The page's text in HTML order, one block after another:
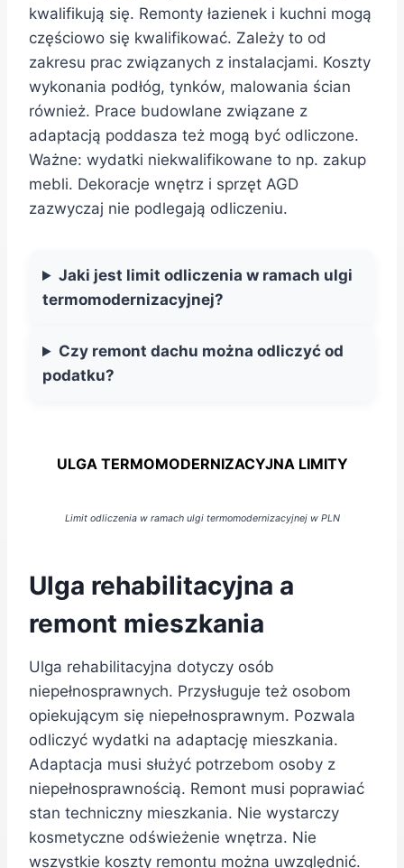
kwalifikują się. Remonty łazienek i kuchni mogą
częściowo się kwalifikować. Zależy to od
zakresu prac związanych z instalacjami. Koszty
wykonania podłóg, tynków, malowania ścian
również. Prace budowlane związane z
adaptacją poddasza też mogą być odliczone.
Ważne: wydatki niekwalifikowane to np. zakup
mebli. Dekoracje wnętrz i sprzęt AGD
zazwyczaj nie podlegają odliczeniu.
Jaki jest limit odliczenia w ramach ulgi
termomodernizacyjnej?
Czy remont dachu można odliczyć od
podatku?
ULGA TERMOMODERNIZACYJNA LIMITY
Limit odliczenia w ramach ulgi termomodernizacyjnej w PLN
Ulga rehabilitacyjna a
remont mieszkania
Ulga rehabilitacyjna dotyczy osób
niepełnosprawnych. Przysługuje też osobom
opiekującym się niepełnosprawnym. Pozwala
odliczyć wydatki na adaptację mieszkania.
Adaptacja musi służyć potrzebom osoby z
niepełnosprawnością. Remont musi poprawiać
stan techniczny mieszkania. Nie wystarczy
kosmetyczne odświeżenie wnętrza. Nie
wszystkie koszty remontu można uwzględnić.